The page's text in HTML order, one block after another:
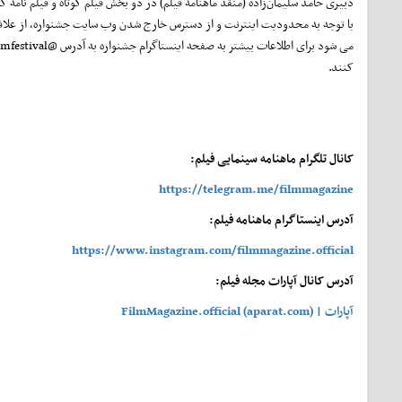
با توجه به محدودیت اینترنت و از دسترس خارج شدن وب سایت جشنواره، از
کنند.
کانال تلگرام ماهنامه سینمایی فیلم:
https://telegram.me/filmmagazine
آدرس اینستاگرام ماهنامه فیلم:
https://www.instagram.com/filmmagazine.official
آدرس کانال آپارات مجله فیلم:
آپارات | FilmMagazine.official (aparat.com)